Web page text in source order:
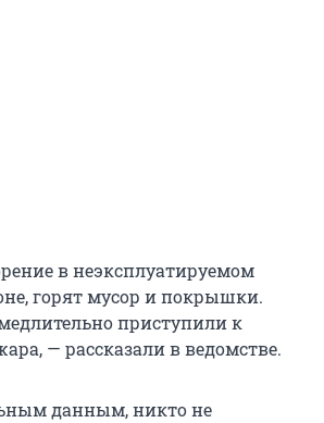
в неэксплуатируемом
горят мусор и покрышки.
приступили к
— рассказали в ведомстве.
данным, никто не